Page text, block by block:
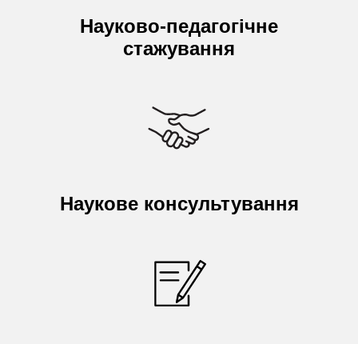
Науково-педагогічне
стажування
Наукове консультування